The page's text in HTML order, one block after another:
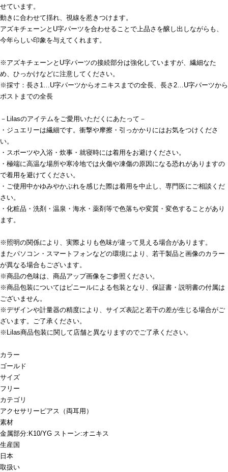
せています。
動きに合わせて揺れ、視線を惹きつけます。
アズキチェーンとU字パーツを合わせることで上品さを醸し出しながらも、
今年らしい印象を与えてくれます。
※アズキチェーンとU字パーツの接続部分は強化していますが、繊細なた
め、ひっかけなどに注意してください。
※採寸：長さ1…U字パーツからオニキスまでの全長、長さ2…U字パーツから
ポストまでの全長
－Lilasのアイテムをご愛用いただくにあたって－
・ジュエリーは繊細です。衝撃や摩擦・引っかかりにはお気をつけくださ
い。
・スポーツや入浴・炊事・就寝時には着用をお避けください。
・極端に高温な場所や寒冷地では火傷や凍傷の原因になる恐れがありますの
で着用を避けてください。
・ご使用中かゆみやかぶれを感じた際は着用を中止し、専門医にご相談くだ
さい。
・化粧品・洗剤・温泉・海水・薬剤等で色落ちや変質・変色することがあり
ます。
※照明の関係により、実際よりも色味が違って見える場合があります。
またパソコン・スマートフォンなどの環境により、若干製品と画像のカラー
が異なる場合もございます。
※商品の色味は、商品アップ画像をご参照ください。
※商品包装についてはビニールによる包装となり、保証書・説明書の付属は
ございません。
※デザインや計量器の精度により、サイズ表記と若干の差が生じる場合がご
ざいます。ご了承ください。
※Lilas商品包装に関して店舗と異なりますのでご了承ください。
カラー
ゴールド
サイズ
フリー
カテゴリ
アクセサリー ピアス（両耳用）
素材
金属部分:K10/YG ストーン:オニキス
生産国
日本
取扱い